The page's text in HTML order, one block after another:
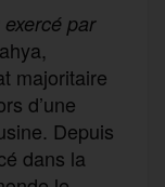
par
majoritaire
d’une
Depuis
dans la